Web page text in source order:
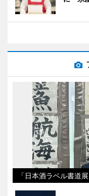
「日本酒ラベル書道